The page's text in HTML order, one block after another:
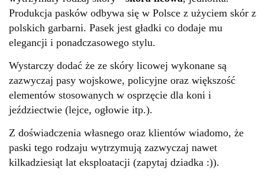
Produkcja pasków odbywa się w Polsce z użyciem skór z
polskich garbarni. Pasek jest gładki co dodaje mu
elegancji i ponadczasowego stylu.
Wystarczy dodać że ze skóry licowej wykonane są
zazwyczaj pasy wojskowe, policyjne oraz większość
elementów stosowanych w osprzęcie dla koni i
jeździectwie (lejce, ogłowie itp.).
Z doświadczenia własnego oraz klientów wiadomo, że
paski tego rodzaju wytrzymują zazwyczaj nawet
kilkadziesiąt lat eksploatacji (zapytaj dziadka :)).